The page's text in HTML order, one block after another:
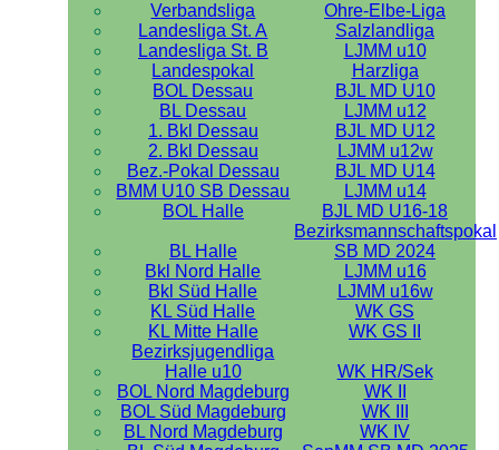
Verbandsliga
Ohre-Elbe-Liga
Landesliga St. A
Salzlandliga
Landesliga St. B
LJMM u10
Landespokal
Harzliga
BOL Dessau
BJL MD U10
BL Dessau
LJMM u12
1. Bkl Dessau
BJL MD U12
2. Bkl Dessau
LJMM u12w
Bez.-Pokal Dessau
BJL MD U14
BMM U10 SB Dessau
LJMM u14
BOL Halle
BJL MD U16-18
BL Halle
Bezirksmannschaftspokal
SB MD 2024
Bkl Nord Halle
LJMM u16
Bkl Süd Halle
LJMM u16w
KL Süd Halle
WK GS
KL Mitte Halle
WK GS II
Bezirksjugendliga
Halle u10
WK HR/Sek
BOL Nord Magdeburg
WK II
BOL Süd Magdeburg
WK III
BL Nord Magdeburg
WK IV